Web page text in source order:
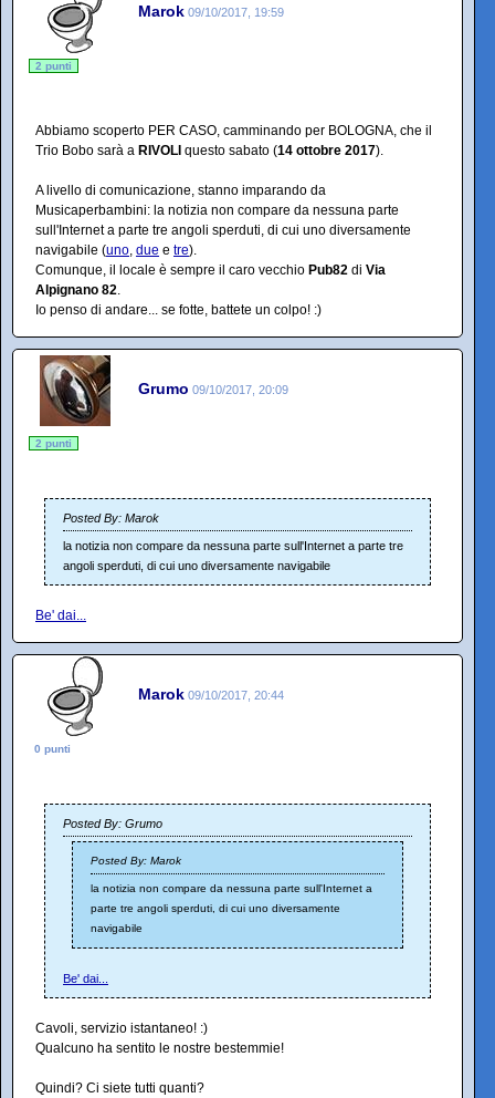
Marok 09/10/2017, 19:59
2 punti
Abbiamo scoperto PER CASO, camminando per BOLOGNA, che il
Trio Bobo sarà a RIVOLI questo sabato (14 ottobre 2017).
A livello di comunicazione, stanno imparando da
Musicaperbambini: la notizia non compare da nessuna parte
sull'Internet a parte tre angoli sperduti, di cui uno diversamente
navigabile (uno, due e tre).
Comunque, il locale è sempre il caro vecchio Pub82 di Via
Alpignano 82.
Io penso di andare... se fotte, battete un colpo! :)
Grumo 09/10/2017, 20:09
2 punti
Posted By: Marok
la notizia non compare da nessuna parte sull'Internet a parte tre
angoli sperduti, di cui uno diversamente navigabile
Be' dai...
Marok 09/10/2017, 20:44
0 punti
Posted By: Grumo
Posted By: Marok
la notizia non compare da nessuna parte sull'Internet a
parte tre angoli sperduti, di cui uno diversamente
navigabile
Be' dai...
Cavoli, servizio istantaneo! :)
Qualcuno ha sentito le nostre bestemmie!
Quindi? Ci siete tutti quanti?